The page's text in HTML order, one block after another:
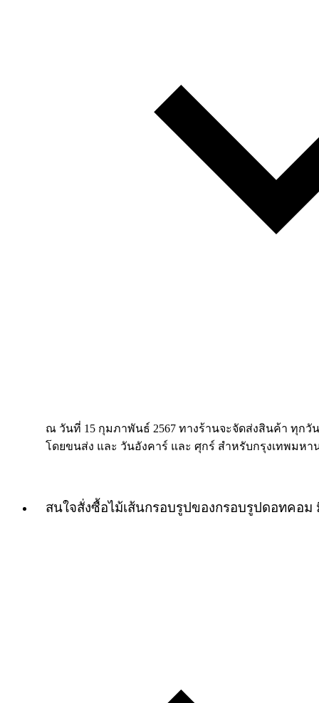
ณ วันที่ 15 กุมภาพันธ์ 2567 ทางร้านจะจัดส่งสินค้า ทุกวั
โดยขนส่ง และ วันอังคาร์ และ ศุกร์ สำหรับกรุงเทพมห
สนใจสั่งซื้อไม้เส้นกรอบรูปของกรอบรูปดอทคอ